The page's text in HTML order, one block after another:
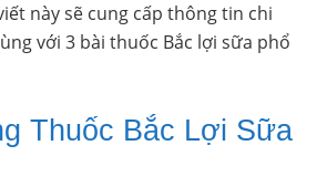
này sẽ cung cấp thông tin chi
với 3 bài thuốc Bắc lợi sữa phổ
Thuốc Bắc Lợi Sữa